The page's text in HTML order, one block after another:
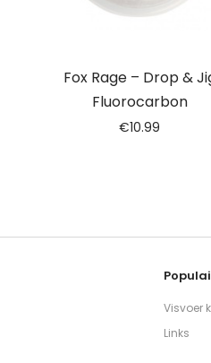
Fox Rage – Drop &
Fluorocarbon
€10.99
Visvoer
Links